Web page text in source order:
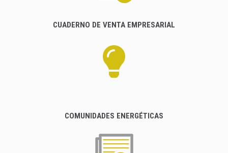
CUADERNO DE VENTA EMPRESARIAL
COMUNIDADES ENERGÉTICAS